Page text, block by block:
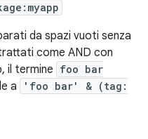
da spazi vuoti senza
come AND con
il termine foo bar
a
'foo bar' & (tag: